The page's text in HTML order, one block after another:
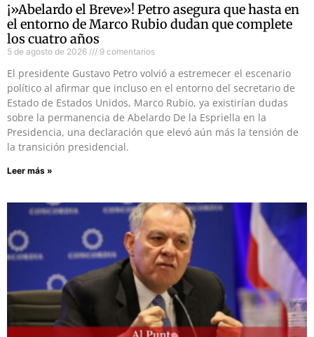
¡»Abelardo el Breve»! Petro asegura que hasta en
el entorno de Marco Rubio dudan que complete
los cuatro años
5 de agosto de 2026 9 comentarios
El presidente Gustavo Petro volvió a estremecer el escenario
político al afirmar que incluso en el entorno del secretario de
Estado de Estados Unidos, Marco Rubio, ya existirían dudas
sobre la permanencia de Abelardo De la Espriella en la
Presidencia, una declaración que elevó aún más la tensión de
la transición presidencial.
Leer más »